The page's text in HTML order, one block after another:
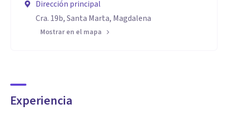
Dirección principal
Cra. 19b, Santa Marta, Magdalena
Mostrar en el mapa
Experiencia